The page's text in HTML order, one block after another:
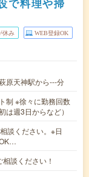
で料理や掃
休み WEB登録OK
原天神駅から---分
制 ※徐々に勤務回数
は週3日からなど）
談ください。※日
談ください！